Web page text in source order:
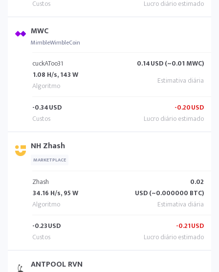
MWC
MimbleWimbleCoin
cuckAToo31
1.08 H/s, 143 W
0.14USD (~0.01 MWC)
-0.34USD -0.20USD
NH Zhash
MARKETPLACE
Zhash
34.16 H/s, 95 W
0.02
USD (~0.000000 BTC)
-0.23USD -0.21USD
ANTPOOL RVN